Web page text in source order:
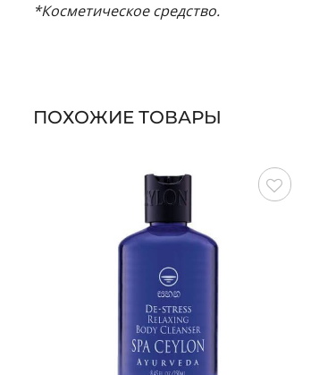
*Косметическое средство.
ПОХОЖИЕ ТОВАРЫ